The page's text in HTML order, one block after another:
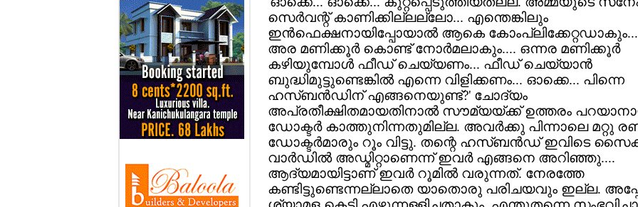
സെര്‍വന്റ് കാണിക്കില്ലല്ലോ... എന്തെങ്കിലും
ഇന്‍ഫെക്ഷനായിപ്പോയാല്‍ ആകെ കോംപ്ലിക്കേറ്റഡാകും....
അര മണിക്കൂര്‍ കൊണ്ട് നോര്‍മലാകും.... ഒന്നര മണിക്കൂര്‍
കഴിയുമ്പോള്‍ ഫീഡ് ചെയ്യണം... ഫീഡ് ചെയ്യാന്‍
ബുദ്ധിമുട്ടുണ്ടെങ്കില്‍ എന്നെ വിളിക്കണം... ഓക്കെ... പിന്നെ
ഹസ്ബന്‍ഡിന് എങ്ങനെയുണ്ട്?' ചോദ്യം
അപ്രതീക്ഷിതമായതിനാല്‍ സൗമ്യയ്ക്ക് ഉത്തരം
ഡോക്ടര്‍ കാത്തുനിന്നതുമില്ല. അവര്‍ക്കു പിന്നാലെ മറ്റു
ഡോക്ടര്‍മാരും റൂം വിട്ടു. തന്റെ ഹസ്ബന്‍ഡ് ഇവിടെ
വാര്‍ഡില്‍ അഡ്മിറ്റാണെന്ന് ഇവര്‍ എങ്ങനെ അറിഞ്ഞു....
ആദ്യമായിട്ടാണ് ഇവര്‍ റൂമില്‍ വരുന്നത്. നേരത്തേ
കണ്ടിട്ടുണ്ടെന്നല്ലാതെ യാതൊരു പരിചയവും ഇല്ല.